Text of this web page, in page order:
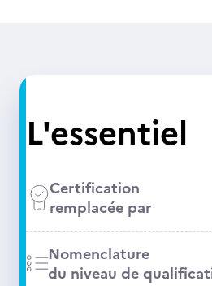
L'essentiel
Certification
remplacée par
Nomenclature
du niveau de